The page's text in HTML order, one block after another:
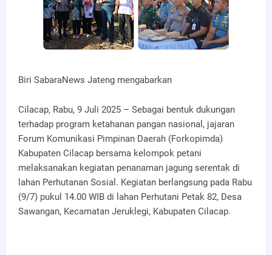
Biri SabaraNews Jateng mengabarkan
Cilacap, Rabu, 9 Juli 2025 – Sebagai bentuk dukungan
terhadap program ketahanan pangan nasional, jajaran
Forum Komunikasi Pimpinan Daerah (Forkopimda)
Kabupaten Cilacap bersama kelompok petani
melaksanakan kegiatan penanaman jagung serentak di
lahan Perhutanan Sosial. Kegiatan berlangsung pada Rabu
(9/7) pukul 14.00 WIB di lahan Perhutani Petak 82, Desa
Sawangan, Kecamatan Jeruklegi, Kabupaten Cilacap.